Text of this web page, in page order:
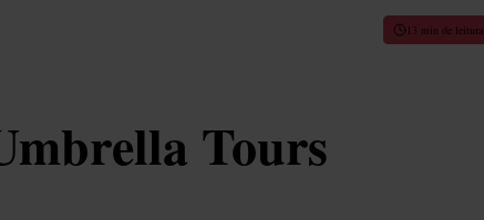
13 min de leitura
Tours